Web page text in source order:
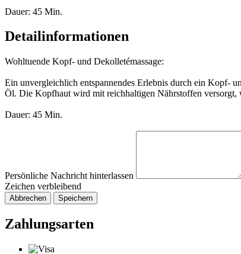
Dauer: 45 Min.
Detailinformationen
Wohltuende Kopf- und Dekolletémassage:
Ein unvergleichlich entspannendes Erlebnis durch ein Kopf-
Öl. Die Kopfhaut wird mit reichhaltigen Nährstoffen versorgt,
Dauer: 45 Min.
Persönliche Nachricht hinterlassen
Zeichen verbleibend
Abbrechen Speichern
Zahlungsarten